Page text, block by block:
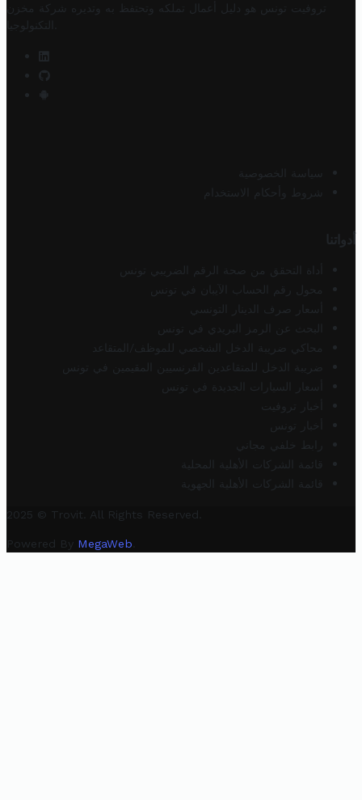
تروفيت تونس هو دليل أعمال تملكه وتحتفظ به وتديره
شركة مخزن
التكنولوجيا
سياسة الخصوصية
شروط وأحكام الاستخدام
أدواتنا
أداة التحقق من صحة الرقم الضريبي تونس
محول رقم الحساب الآيبان في تونس
أسعار صرف الدينار التونسي
البحث عن الرمز البريدي في تونس
محاكي ضريبة الدخل الشخصي للموظف/المتقاعد
ضريبة الدخل للمتقاعدين الفرنسيين المقيمين في تونس
أسعار السيارات الجديدة في تونس
أخبار تروفيت
أخبار تونس
رابط خلفي مجاني
قائمة الشركات الأهلية المحلية
قائمة الشركات الأهلية الجهوية
2025 © Trovit. All Rights Reserved.
Powered By MegaWeb